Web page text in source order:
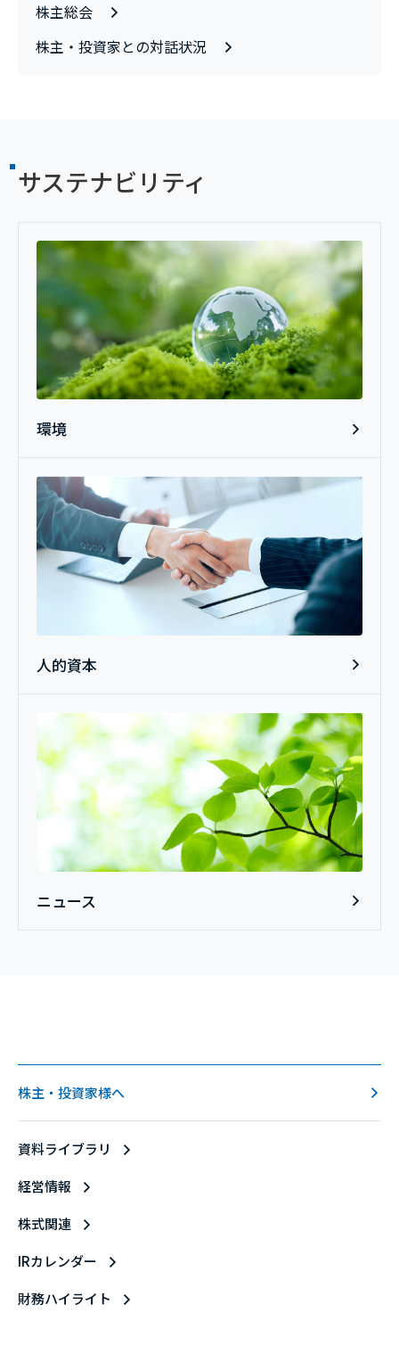
株主総会
株主・投資家との対話状況
サステナビリティ
環境
人的資本
ニュース
株主・投資家様へ
資料ライブラリ
経営情報
株式関連
IRカレンダー
財務ハイライト